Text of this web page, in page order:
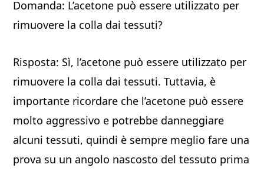
Domanda: L’acetone può essere utilizzato per
rimuovere la colla dai tessuti?
Risposta: Sì, l’acetone può essere utilizzato per
rimuovere la colla dai tessuti. Tuttavia, è
importante ricordare che l’acetone può essere
molto aggressivo e potrebbe danneggiare
alcuni tessuti, quindi è sempre meglio fare una
prova su un angolo nascosto del tessuto prima